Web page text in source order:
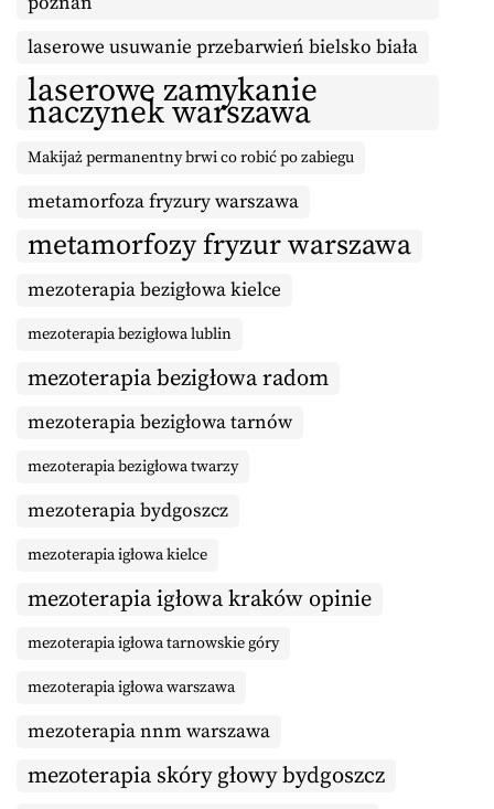
laserowe usuwanie przebarwień bielsko biała
laserowe zamykanie
naczynek warszawa
Makijaż permanentny brwi co robić po zabiegu
metamorfoza fryzury warszawa
metamorfozy fryzur warszawa
mezoterapia bezigłowa kielce
mezoterapia bezigłowa lublin
mezoterapia bezigłowa radom
mezoterapia bezigłowa tarnów
mezoterapia bezigłowa twarzy
mezoterapia bydgoszcz
mezoterapia igłowa kielce
mezoterapia igłowa kraków opinie
mezoterapia igłowa tarnowskie góry
mezoterapia igłowa warszawa
mezoterapia nnm warszawa
mezoterapia skóry głowy bydgoszcz